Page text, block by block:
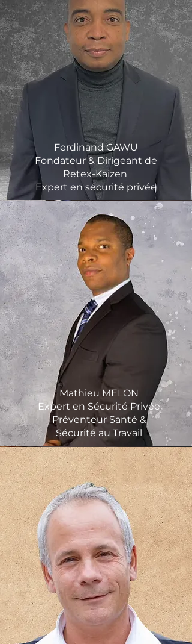
Ferdinand GAWU
Fondateur & Dirigeant de
Retex-Kaizen
Expert en sécurité privée
Mathieu MELON
Expert en Sécurité Privée
Préventeur Santé &
Sécurité au Travail